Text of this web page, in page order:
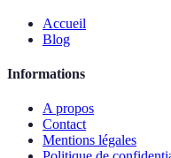
Accueil
Blog
Informations
A propos
Contact
Mentions légales